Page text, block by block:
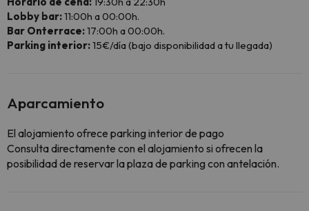
Lobby bar:11:00h a 00:00h.
Bar Onterrace:17:00h a 00:00h.
Parking interior:15€/día (bajo disponibilidad a tu llegada)
Aparcamiento
El alojamiento ofrece parking interior de pago
Consulta directamente con el alojamiento si ofrecen la
posibilidad de reservar la plaza de parking con antelación.